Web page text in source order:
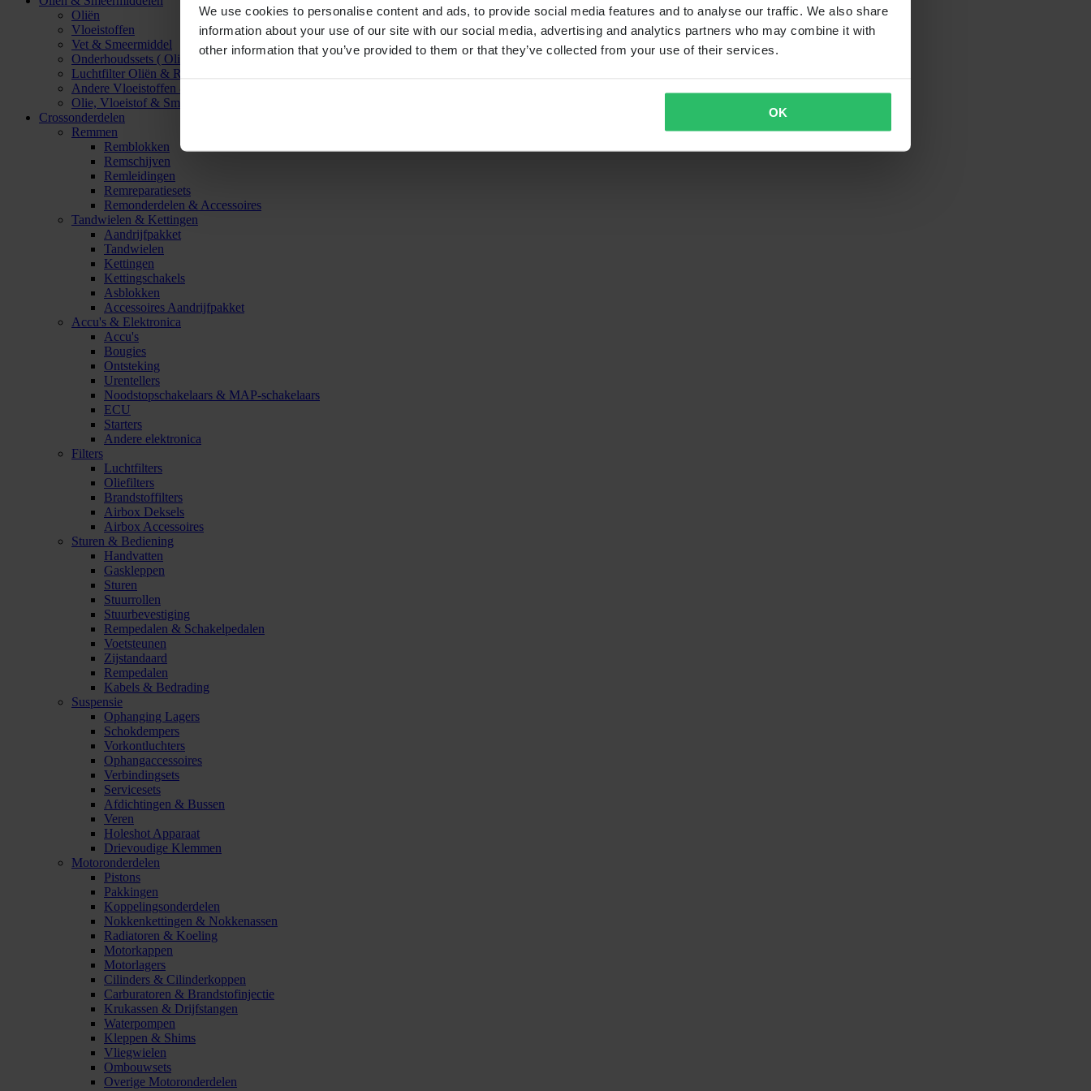
We use cookies to personalise content and ads, to provide social media features and to analyse our traffic. We also share
information about your use of our site with our social media, advertising and analytics partners who may combine it with
other information that you’ve provided to them or that they’ve collected from your use of their services.
OK
Oliën
Vloeistoffen
Vet & Smeermiddel
Onderhoudssets ( Olie & Filter)
Luchtfilter Oliën & Reinigers
Andere Vloeistoffen & Smeermiddelen
Olie, Vloeistof & Smeermiddel Accessoires
Crossonderdelen
Remmen
Remblokken
Remschijven
Remleidingen
Remreparatiesets
Remonderdelen & Accessoires
Tandwielen & Kettingen
Aandrijfpakket
Tandwielen
Kettingen
Kettingschakels
Asblokken
Accessoires Aandrijfpakket
Accu's & Elektronica
Accu's
Bougies
Ontsteking
Urentellers
Noodstopschakelaars & MAP-schakelaars
ECU
Starters
Andere elektronica
Filters
Luchtfilters
Oliefilters
Brandstoffilters
Airbox Deksels
Airbox Accessoires
Sturen & Bediening
Handvatten
Gaskleppen
Sturen
Stuurrollen
Stuurbevestiging
Rempedalen & Schakelpedalen
Voetsteunen
Zijstandaard
Rempedalen
Kabels & Bedrading
Suspensie
Ophanging Lagers
Schokdempers
Vorkontluchters
Ophangaccessoires
Verbindingsets
Servicesets
Afdichtingen & Bussen
Veren
Holeshot Apparaat
Drievoudige Klemmen
Motoronderdelen
Pistons
Pakkingen
Koppelingsonderdelen
Nokkenkettingen & Nokkenassen
Radiatoren & Koeling
Motorkappen
Motorlagers
Cilinders & Cilinderkoppen
Carburatoren & Brandstofinjectie
Krukassen & Drijfstangen
Waterpompen
Kleppen & Shims
Vliegwielen
Ombouwsets
Overige Motoronderdelen